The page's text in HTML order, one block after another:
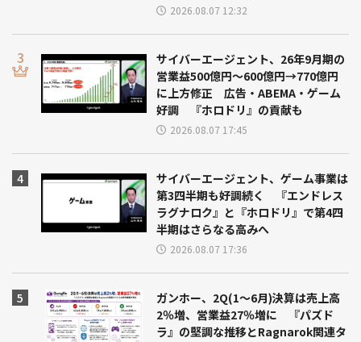
2026.08.07 12:32
サイバーエージェント、26年9月期の
営業益500億円～600億円→770億円
に上方修正 広告・ABEMA・ゲーム
好調 『ホロドリ』の貢献も
2026.08.07 17:45
サイバーエージェント、ゲーム事業は
第3四半期も好調続く 『エンドレス
ラグナロク』と『ホロドリ』で第4四
半期はさらなる高みへ
2026.08.07 17:36
ガンホー、2Q(1～6月)決算は売上高
2％増、営業益27％増に 『パズド
ラ』の堅調な推移とRagnarok関連タ